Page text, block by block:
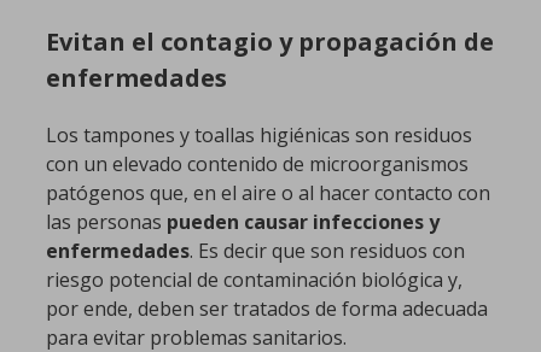
Evitan el contagio y propagación de
enfermedades
Los tampones y toallas higiénicas son residuos
con un elevado contenido de microorganismos
patógenos que, en el aire o al hacer contacto con
las personas pueden causar infecciones y
enfermedades. Es decir que son residuos con
riesgo potencial de contaminación biológica y,
por ende, deben ser tratados de forma adecuada
para evitar problemas sanitarios.